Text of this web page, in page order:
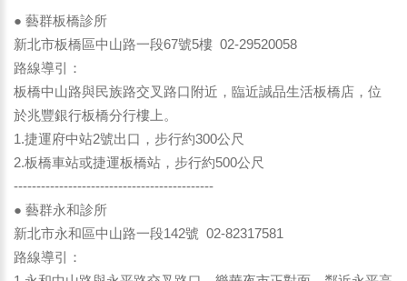
● 藝群板橋診所
新北市板橋區中山路一段67號5樓 02-29520058
路線導引：
板橋中山路與民族路交叉路口附近，臨近誠品生活板橋店，位
於兆豐銀行板橋分行樓上。
1.捷運府中站2號出口，步行約300公尺
2.板橋車站或捷運板橋站，步行約500公尺
--------------------------------------------
● 藝群永和診所
新北市永和區中山路一段142號 02-82317581
路線導引：